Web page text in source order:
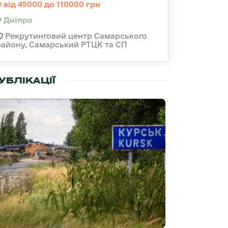
від 45000 до 110000 грн
Дніпро
Рекрутинговий центр Самарського
Самарський РТЦК та СП